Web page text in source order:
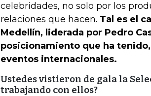
celebridades, no solo por los
relaciones que hacen. Tal es el
Medellín, liderada por Pedro
posicionamiento que ha
eventos internacionales.
Ustedes vistieron de gala la
trabajando con ellos?